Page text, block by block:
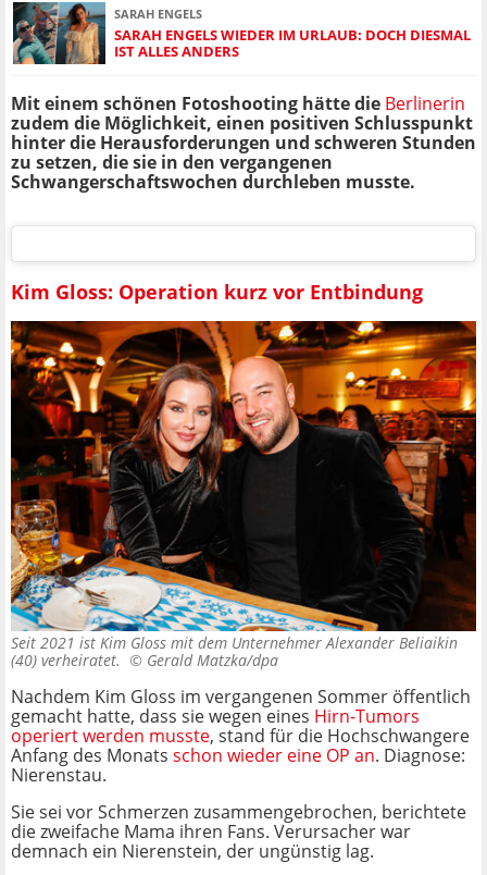
SARAH ENGELS
SARAH ENGELS WIEDER IM URLAUB: DOCH DIESMAL
IST ALLES ANDERS
Mit einem schönen Fotoshooting hätte die Berlinerin
zudem die Möglichkeit, einen positiven Schlusspunkt
hinter die Herausforderungen und schweren Stunden
zu setzen, die sie in den vergangenen
Schwangerschaftswochen durchleben musste.
Kim Gloss: Operation kurz vor Entbindung
Seit 2021 ist Kim Gloss mit dem Unternehmer Alexander Beliaikin
(40) verheiratet. © Gerald Matzka/dpa
Nachdem Kim Gloss im vergangenen Sommer öffentlich
gemacht hatte, dass sie wegen eines Hirn-Tumors
operiert werden musste, stand für die Hochschwangere
Anfang des Monats schon wieder eine OP an. Diagnose:
Nierenstau.
Sie sei vor Schmerzen zusammengebrochen, berichtete
die zweifache Mama ihren Fans. Verursacher war
demnach ein Nierenstein, der ungünstig lag.